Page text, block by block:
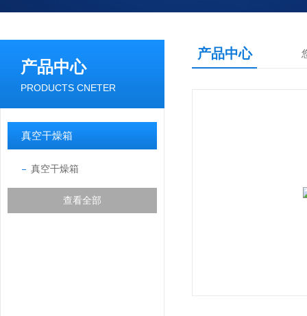
产品中心
PRODUCTS CNETER
真空干燥箱
真空干燥箱
查看全部
产品中心